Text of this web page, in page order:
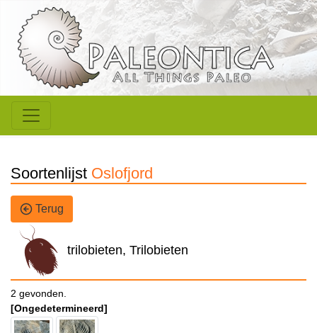
Soortenlijst Oslofjord
Terug
trilobieten, Trilobieten
2 gevonden.
[Ongedetermineerd]